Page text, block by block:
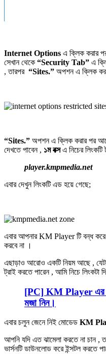
Internet Options এ ক্লিক করার
সেখান থেকে “Security Tab” এ
, তারপর “Sites.” অপশন এ ক্লিক
“Sites.” অপশন এ ক্লিক করার পর
দেখতে পাবেন , ১ম বক্সএ নিচের লিংকটি
player.kmpmedia.net
এবার দেখুন লিংকটি এড হয়ে গেছে;
এবার আপনার KM Player টি বন্ধ
করবে না ।
এছাড়াও আরোও একটি নিয়ম আছে ,
ট্রাই করতে পারেন , আমি নিচে লিংকটা
[PC] KM Player এর
মজা নিন।
এবার চলুন জেনে নিই মোডেড KM
আপনি যদি এত ঝামেলা করতে না চান ,
ভার্সনটি ডাউনলোড করে ইন্সটল করতে